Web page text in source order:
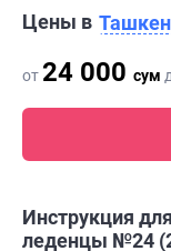
Цены в
от 24 000 сум
Инструкция
леденцы №24